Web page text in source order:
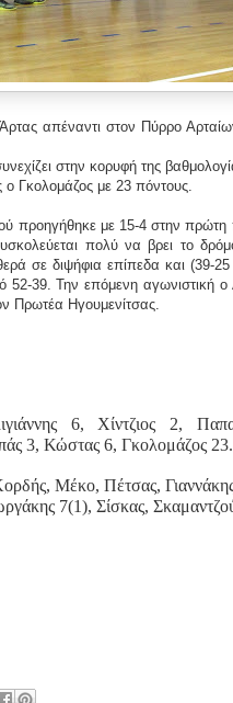
απέναντι στον Πύρρο
στην κορυφή της
ο Γκολομάζος με 23 πόντους.
προηγήθηκε με 15-4 στην πρώτη
πολύ να βρει το
σε διψήφια επίπεδα και (39-25
39. Την επόμενη αγωνιστική ο
Πρωτέα Ηγουμενίτσας.
6, Χίντζιος 2,
3, Κώστας 6, Γκολομάζος 23.
Μέκο, Πέτσας,
7(1), Σίσκας,